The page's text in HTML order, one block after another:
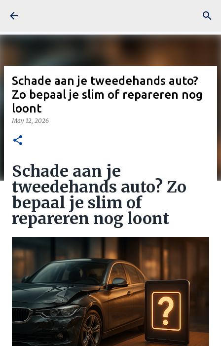
Schade aan je tweedehands auto?
Zo bepaal je slim of repareren nog
loont
May 12, 2026
Schade aan je
tweedehands auto? Zo
bepaal je slim of
repareren nog loont